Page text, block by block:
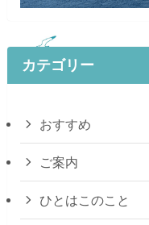
カテゴリー
おすすめ
ご案内
ひとはこのこと